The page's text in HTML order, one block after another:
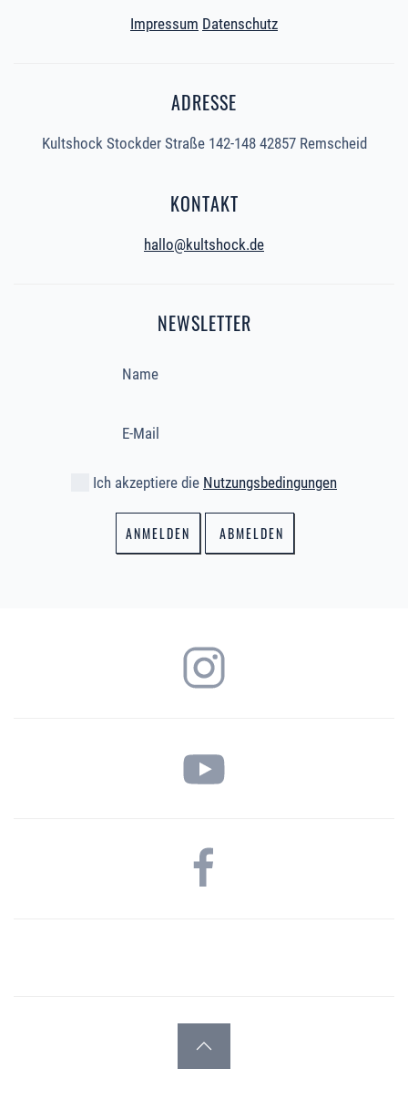
Impressum Datenschutz
ADRESSE
Kultshock Stockder Straße 142-148 42857 Remscheid
KONTAKT
hallo@kultshock.de
NEWSLETTER
Ich akzeptiere die Nutzungsbedingungen